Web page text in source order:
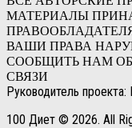
МАТЕРИАЛЫ
ВАШИ ПРАВА
СООБЩИТЬ НАМ
СВЯЗИ
Руководитель
100 Диет © 2026. All